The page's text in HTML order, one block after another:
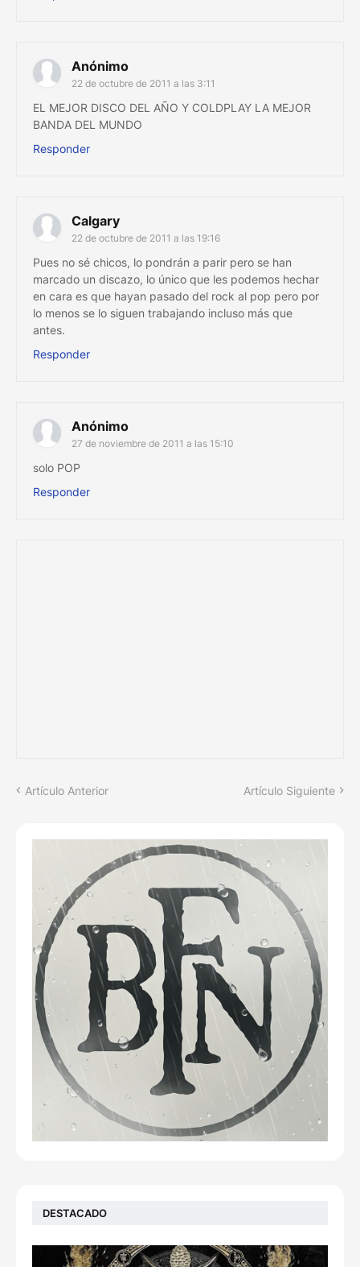
Anónimo
22 de octubre de 2011 a las 3:11
EL MEJOR DISCO DEL AÑO Y COLDPLAY LA MEJOR
BANDA DEL MUNDO
Responder
Calgary
22 de octubre de 2011 a las 19:16
Pues no sé chicos, lo pondrán a parir pero se han
marcado un discazo, lo único que les podemos hechar
en cara es que hayan pasado del rock al pop pero por
lo menos se lo siguen trabajando incluso más que
antes.
Responder
Anónimo
27 de noviembre de 2011 a las 15:10
solo POP
Responder
Artículo Anterior Artículo Siguiente
DESTACADO